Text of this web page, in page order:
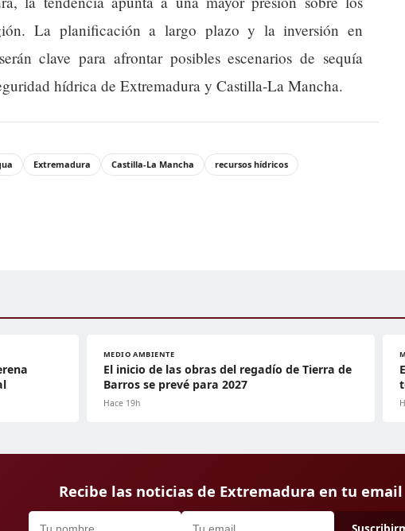
La planificación a largo plazo y la inversión en
clave para afrontar posibles escenarios de sequía
hídrica de Extremadura y Castilla-La Mancha.
Extremadura Castilla-La Mancha recursos hídricos
MEDIO AMBIENTE
El inicio de las obras del regadío de Tierra de
Barros se prevé para 2027
Hace 19h
Recibe las noticias de Extremadura en tu email